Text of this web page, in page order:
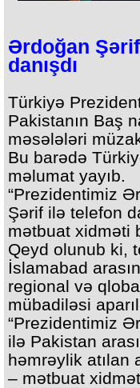
Ərdoğan
danışdı
Türkiyə
Pakistanın Baş
məsələləri
Bu barədə
məlumat yayıb.
“Prezidentimiz
Şərif ilə telefon
mətbuat xidməti
Qeyd olunub ki,
İslamabad
regional və
mübadiləsi
“Prezidentimiz
ilə Pakistan
həmrəylik atılan
– mətbuat